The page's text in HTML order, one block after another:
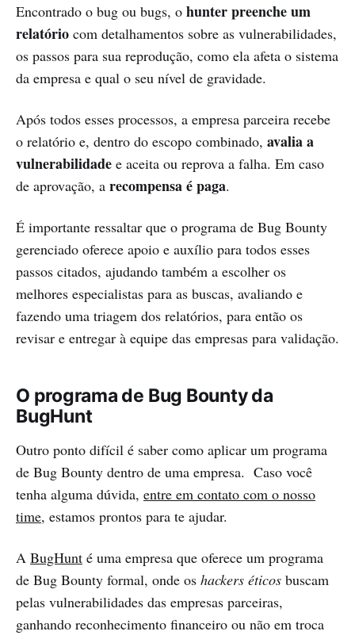
Encontrado o bug ou bugs, o hunter preenche um
relatório com detalhamentos sobre as vulnerabilidades,
os passos para sua reprodução, como ela afeta o sistema
da empresa e qual o seu nível de gravidade.
Após todos esses processos, a empresa parceira recebe
o relatório e, dentro do escopo combinado, avalia a
vulnerabilidade e aceita ou reprova a falha. Em caso
de aprovação, a recompensa é paga.
É importante ressaltar que o programa de Bug Bounty
gerenciado oferece apoio e auxílio para todos esses
passos citados, ajudando também a escolher os
melhores especialistas para as buscas, avaliando e
fazendo uma triagem dos relatórios, para então os
revisar e entregar à equipe das empresas para validação.
O programa de Bug Bounty da
BugHunt
Outro ponto difícil é saber como aplicar um programa
de Bug Bounty dentro de uma empresa. Caso você
tenha alguma dúvida, entre em contato com o nosso
time, estamos prontos para te ajudar.
A BugHunt é uma empresa que oferece um programa
de Bug Bounty formal, onde os hackers éticos buscam
pelas vulnerabilidades das empresas parceiras,
ganhando reconhecimento financeiro ou não em troca